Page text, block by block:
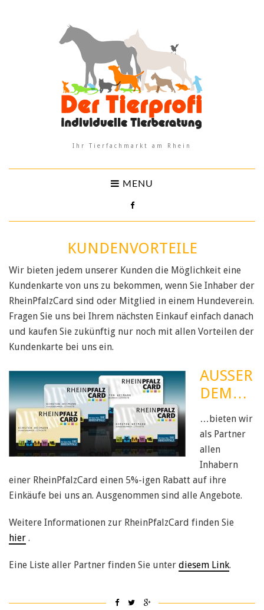
Ihr Tierfachmarkt am Rhein
MENU
KUNDENVORTEILE
Wir bieten jedem unserer Kunden die Möglichkeit eine
Kundenkarte von uns zu bekommen, wenn Sie Inhaber der
RheinPfalzCard sind oder Mitglied in einem Hundeverein.
Fragen Sie uns bei Ihrem nächsten Einkauf einfach danach
und kaufen Sie zukünftig nur noch mit allen Vorteilen der
Kundenkarte bei uns ein.
AUSSER
DEM…
…bieten wir
als Partner
allen
Inhabern
einer RheinPfalzCard einen 5%-igen Rabatt auf ihre
Einkäufe bei uns an. Ausgenommen sind alle Angebote.
Weitere Informationen zur RheinPfalzCard finden Sie
hier .
Eine Liste aller Partner finden Sie unter diesem Link.